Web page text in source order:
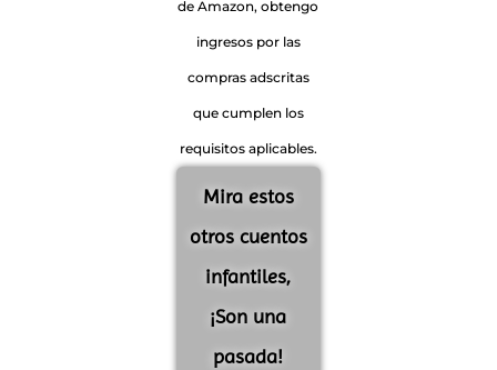
de Amazon, obtengo
ingresos por las
compras adscritas
que cumplen los
requisitos aplicables.
Mira estos
otros cuentos
infantiles,
¡Son una
pasada!